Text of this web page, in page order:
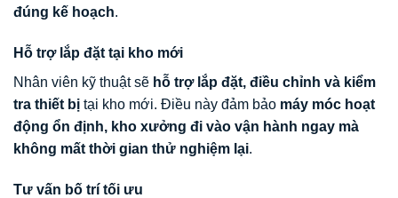
đúng kế hoạch.
Hỗ trợ lắp đặt tại kho mới
Nhân viên kỹ thuật sẽ hỗ trợ lắp đặt, điều chỉnh và kiểm
tra thiết bị tại kho mới. Điều này đảm bảo máy móc hoạt
động ổn định, kho xưởng đi vào vận hành ngay mà
không mất thời gian thử nghiệm lại.
Tư vấn bố trí tối ưu